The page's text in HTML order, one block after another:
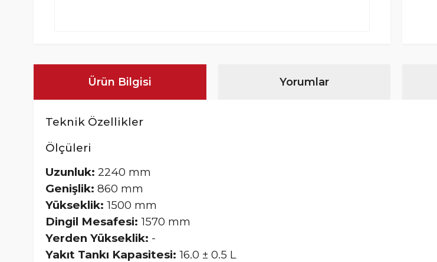
Ürün Bilgisi Yorumlar
Teknik Özellikler
Ölçüleri
Uzunluk: 2240 mm
Genişlik: 860 mm
Yükseklik: 1500 mm
Dingil Mesafesi: 1570 mm
Yerden Yükseklik: -
Yakıt Tankı Kapasitesi: 16.0 ± 0.5 L